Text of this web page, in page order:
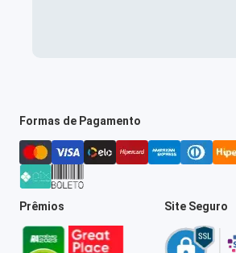
Formas de Pagamento
Prêmios Site Seguro